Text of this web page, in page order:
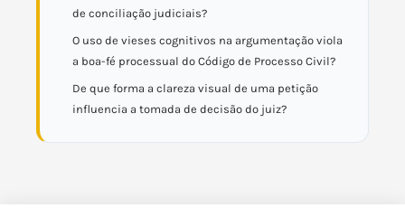
de conciliação judiciais?
O uso de vieses cognitivos na argumentação viola
a boa-fé processual do Código de Processo Civil?
De que forma a clareza visual de uma petição
influencia a tomada de decisão do juiz?